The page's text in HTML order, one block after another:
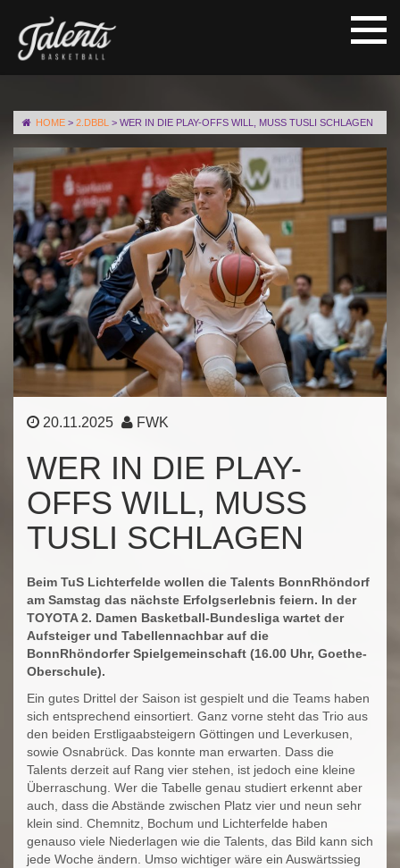
HOME > 2.DBBL > WER IN DIE PLAY-OFFS WILL, MUSS TUSLI SCHLAGEN
20.11.2025 FWK
WER IN DIE PLAY-
OFFS WILL, MUSS
TUSLI SCHLAGEN
Beim TuS Lichterfelde wollen die Talents BonnRhöndorf
am Samstag das nächste Erfolgserlebnis feiern. In der
TOYOTA 2. Damen Basketball-Bundesliga wartet der
Aufsteiger und Tabellennachbar auf die
BonnRhöndorfer Spielgemeinschaft (16.00 Uhr, Goethe-
Oberschule).
Ein gutes Drittel der Saison ist gespielt und die Teams haben
sich entsprechend einsortiert. Ganz vorne steht das Trio aus
den beiden Erstligaabsteigern Göttingen und Leverkusen,
sowie Osnabrück. Das konnte man erwarten. Dass die
Talents derzeit auf Rang vier stehen, ist jedoch eine kleine
Überraschung. Wer die Tabelle genau studiert erkennt aber
auch, dass die Abstände zwischen Platz vier und neun sehr
klein sind. Chemnitz, Bochum und Lichterfelde haben
genauso viele Niederlagen wie die Talents, das Bild kann sich
jede Woche ändern. Umso wichtiger wäre ein Auswärtssieg